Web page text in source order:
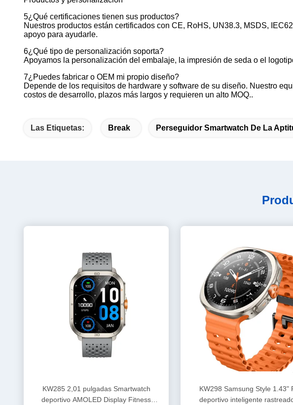
5¿Qué certificaciones tienen sus productos?
Nuestros productos están certificados con CE, RoHS, UN38.3, MSDS,
apoyo para ayudarle.
6¿Qué tipo de personalización soporta?
Apoyamos la personalización del embalaje, la impresión de seda o el
7¿Puedes fabricar o OEM mi propio diseño?
Depende de los requisitos de hardware y software de su diseño. Nuestro
costos de desarrollo, plazos más largos y requieren un alto MOQ..
Las Etiquetas: Break Perseguidor Smartwatch De La
KW285 2,01 pulgadas Smartwatch
deportivo AMOLED Display Fitness
KW298 Samsung Style 1.43"
deportivo inteligente